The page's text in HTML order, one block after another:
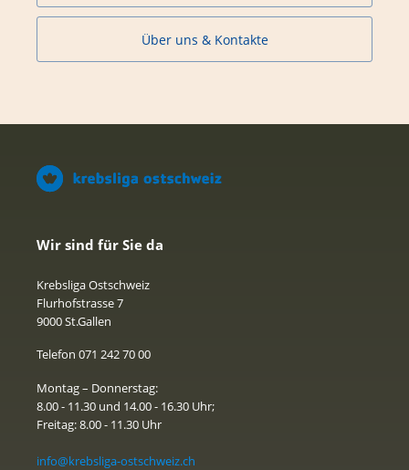
Über uns & Kontakte
Wir sind für Sie da
Krebsliga Ostschweiz
Flurhofstrasse 7
9000 St.Gallen
Telefon 071 242 70 00
Montag – Donnerstag:
8.00 - 11.30 und 14.00 - 16.30 Uhr;
Freitag: 8.00 - 11.30 Uhr
info@krebsliga-ostschweiz.ch